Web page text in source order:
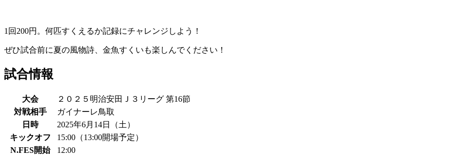
1回200円。何匹すくえるか記録にチャレンジしよう！
ぜひ試合前に夏の風物詩、金魚すくいも楽しんでください！
試合情報
大会
２０２５明治安田Ｊ３リーグ 第16節
対戦相手
ガイナーレ鳥取
日時
2025年6月14日（土）
キックオフ
15:00（13:00開場予定）
N.FES開始
12:00